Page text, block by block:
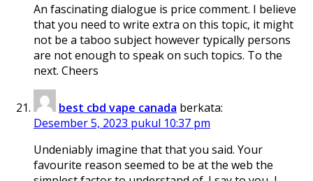
An fascinating dialogue is price comment. I believe
that you need to write extra on this topic, it might
not be a taboo subject however typically persons
are not enough to speak on such topics. To the
next. Cheers
best cbd vape canada berkata:
Desember 5, 2023 pukul 10:37 pm
Undeniably imagine that that you said. Your
favourite reason seemed to be at the web the